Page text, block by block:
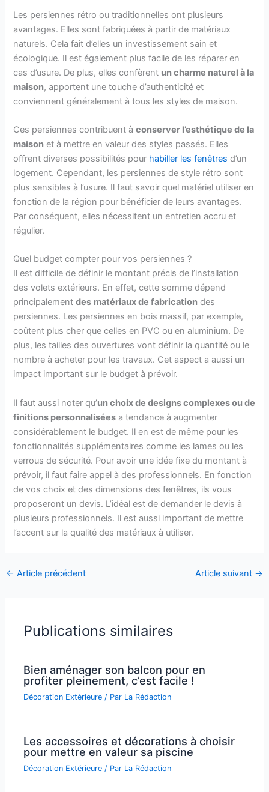
Les persiennes rétro ou traditionnelles ont plusieurs
avantages. Elles sont fabriquées à partir de matériaux
naturels. Cela fait d’elles un investissement sain et
écologique. Il est également plus facile de les réparer en
cas d’usure. De plus, elles confèrent un charme naturel à la
maison, apportent une touche d’authenticité et
conviennent généralement à tous les styles de maison.
Ces persiennes contribuent àconserver l’esthétique de la
maison et à mettre en valeur des styles passés. Elles
offrent diverses possibilités pour habiller les fenêtres d’un
logement. Cependant, les persiennes de style rétro sont
plus sensibles à l’usure. Il faut savoir quel matériel utiliser en
fonction de la région pour bénéficier de leurs avantages.
Par conséquent, elles nécessitent un entretien accru et
régulier.
Quel budget compter pour vos persiennes ?
Il est difficile de définir le montant précis de l’installation
des volets extérieurs. En effet, cette somme dépend
principalementdes matériaux de fabrication des
persiennes. Les persiennes en bois massif, par exemple,
coûtent plus cher que celles en PVC ou en aluminium. De
plus, les tailles des ouvertures vont définir la quantité ou le
nombre à acheter pour les travaux. Cet aspect a aussi un
impact important sur le budget à prévoir.
Il faut aussi noter qu’un choix de designs complexes ou de
finitions personnalisées a tendance à augmenter
considérablement le budget. Il en est de même pour les
fonctionnalités supplémentaires comme les lames ou les
verrous de sécurité. Pour avoir une idée fixe du montant à
prévoir, il faut faire appel à des professionnels. En fonction
de vos choix et des dimensions des fenêtres, ils vous
proposeront un devis. L’idéal est de demander le devis à
plusieurs professionnels. Il est aussi important de mettre
l’accent sur la qualité des matériaux à utiliser.
← Article précédent Article suivant →
Publications similaires
Bien aménager son balcon pour en
profiter pleinement, c’est facile !
Décoration Extérieure / Par La Rédaction
Les accessoires et décorations à choisir
pour mettre en valeur sa piscine
Décoration Extérieure / Par La Rédaction